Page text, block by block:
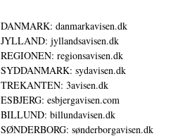
DANMARK: danmarkavisen.dk
JYLLAND: jyllandsavisen.dk
REGIONEN: regionsavisen.dk
SYDDANMARK: sydavisen.dk
TREKANTEN: 3avisen.dk
ESBJERG: esbjergavisen.com
BILLUND: billundavisen.dk
SØNDERBORG: sønderborgavisen.dk